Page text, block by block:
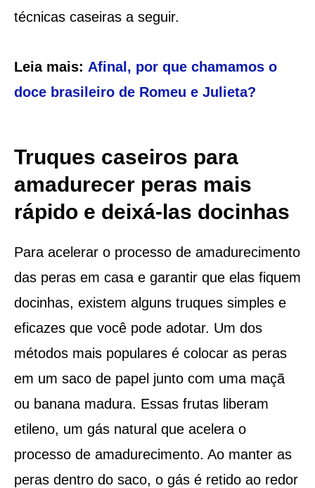
técnicas caseiras a seguir.
Leia mais: Afinal, por que chamamos o
doce brasileiro de Romeu e Julieta?
Truques caseiros para
amadurecer peras mais
rápido e deixá-las docinhas
Para acelerar o processo de amadurecimento
das peras em casa e garantir que elas fiquem
docinhas, existem alguns truques simples e
eficazes que você pode adotar. Um dos
métodos mais populares é colocar as peras
em um saco de papel junto com uma maçã
ou banana madura. Essas frutas liberam
etileno, um gás natural que acelera o
processo de amadurecimento. Ao manter as
peras dentro do saco, o gás é retido ao redor